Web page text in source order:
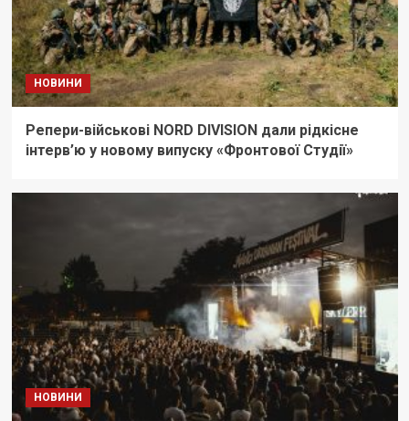
НОВИНИ
Репери-військові NORD DIVISION дали рідкісне
інтерв’ю у новому випуску «Фронтової Студії»
НОВИНИ